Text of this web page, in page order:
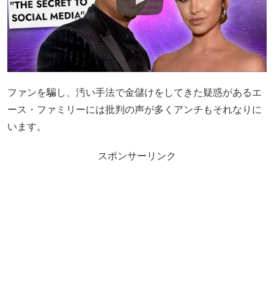
ファンを騙し、汚い手法で金儲けをしてきた疑惑があるエ
ース・ファミリーには批判の声が多くアンチもそれなりに
います。
スポンサーリンク